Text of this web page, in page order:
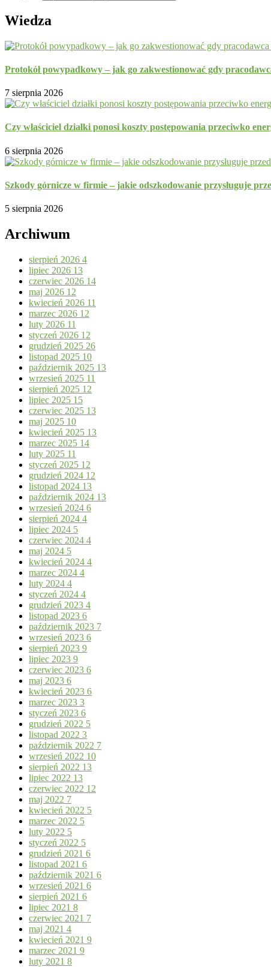
Wiedza
Protokół powypadkowy – jak go zakwestionować gdy
7 sierpnia 2026
Czy właściciel działki ponosi koszty postępowania przeciwko
6 sierpnia 2026
Szkody górnicze w firmie – jakie odszkodowanie przysługuje
5 sierpnia 2026
Archiwum
sierpień 2026 4
lipiec 2026 13
czerwiec 2026 14
maj 2026 12
kwiecień 2026 11
marzec 2026 12
luty 2026 11
styczeń 2026 12
grudzień 2025 26
listopad 2025 10
październik 2025 13
wrzesień 2025 11
sierpień 2025 12
lipiec 2025 15
czerwiec 2025 13
maj 2025 10
kwiecień 2025 13
marzec 2025 14
luty 2025 11
styczeń 2025 12
grudzień 2024 12
listopad 2024 13
październik 2024 13
wrzesień 2024 6
sierpień 2024 4
lipiec 2024 5
czerwiec 2024 4
maj 2024 5
kwiecień 2024 4
marzec 2024 4
luty 2024 4
styczeń 2024 4
grudzień 2023 4
listopad 2023 6
październik 2023 7
wrzesień 2023 6
sierpień 2023 9
lipiec 2023 9
czerwiec 2023 6
maj 2023 6
kwiecień 2023 6
marzec 2023 3
styczeń 2023 6
grudzień 2022 5
listopad 2022 3
październik 2022 7
wrzesień 2022 10
sierpień 2022 13
lipiec 2022 13
czerwiec 2022 12
maj 2022 7
kwiecień 2022 5
marzec 2022 5
luty 2022 5
styczeń 2022 5
grudzień 2021 6
listopad 2021 6
październik 2021 6
wrzesień 2021 6
sierpień 2021 6
lipiec 2021 8
czerwiec 2021 7
maj 2021 4
kwiecień 2021 9
marzec 2021 9
luty 2021 8